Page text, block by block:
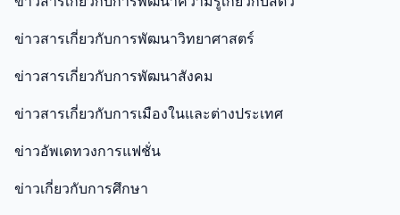
ข่าวสารเกี่ยวกับการพัฒนาวิทยาศาสตร์
ข่าวสารเกี่ยวกับการพัฒนาสังคม
ข่าวสารเกี่ยวกับการเมืองในและต่างประเทศ
ข่าวอัพเดทวงการแฟชั่น
ข่าวเกี่ยวกับการศึกษา